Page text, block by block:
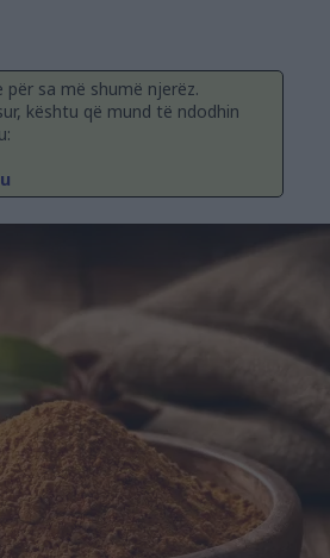
sa më shumë njerëz.
kështu që mund të ndodhin